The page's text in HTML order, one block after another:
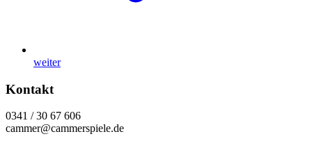
weiter
Kontakt
0341 / 30 67 606
cammer@cammerspiele.de